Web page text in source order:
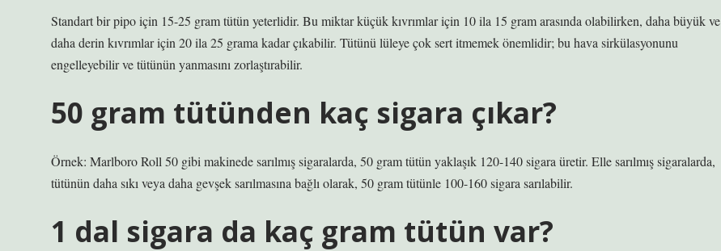
Standart bir pipo için 15-25 gram tütün yeterlidir. Bu miktar küçük kıvrımlar için 10 ila 15 gram arasında olabilirken, daha büyük ve
daha derin kıvrımlar için 20 ila 25 grama kadar çıkabilir. Tütünü lüleye çok sert itmemek önemlidir; bu hava sirkülasyonunu
engelleyebilir ve tütünün yanmasını zorlaştırabilir.
50 gram tütünden kaç sigara çıkar?
Örnek: Marlboro Roll 50 gibi makinede sarılmış sigaralarda, 50 gram tütün yaklaşık 120-140 sigara üretir. Elle sarılmış sigaralarda,
tütünün daha sıkı veya daha gevşek sarılmasına bağlı olarak, 50 gram tütünle 100-160 sigara sarılabilir.
1 dal sigara da kaç gram tütün var?